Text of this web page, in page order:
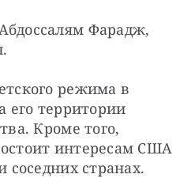
Фарадж,
режима в
его территории
Кроме того,
интересам США
соседних странах.